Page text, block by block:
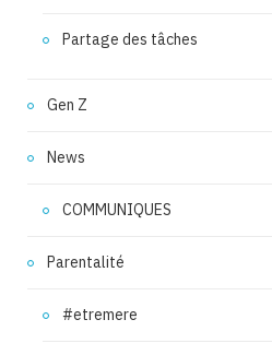
Partage des tâches
Gen Z
News
COMMUNIQUES
Parentalité
#etremere